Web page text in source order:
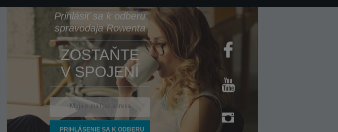
Prihlásiť sa k odberu
spravodaja Rowenta
ZOSTAŇTE
V SPOJENÍ